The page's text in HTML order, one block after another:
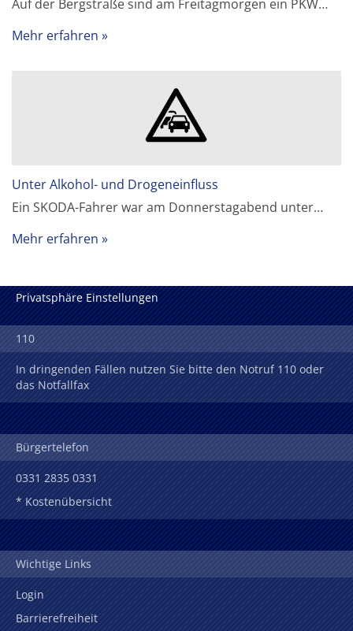
Auf der Bergstraße sind am Freitagmorgen ein PKW…
Mehr erfahren
Unter Alkohol- und Drogeneinfluss
Ein SKODA-Fahrer war am Donnerstagabend unter…
Mehr erfahren
Privatsphäre Einstellungen
110
In dringenden Fällen nutzen Sie bitte den Notruf 110 oder
das Notfallfax
Bürgertelefon
0331 2835 0331
* Kostenübersicht
Wichtige Links
Login
Barrierefreiheit